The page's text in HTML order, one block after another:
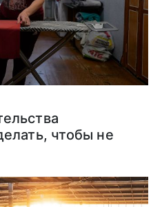
чтобы не